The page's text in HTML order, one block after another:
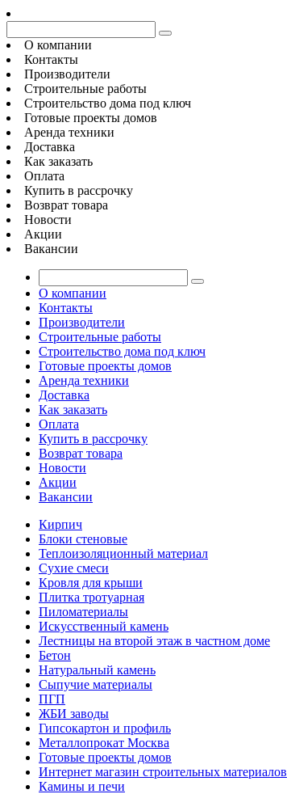
О компании
Контакты
Производители
Строительные работы
Строительство дома под ключ
Готовые проекты домов
Аренда техники
Доставка
Как заказать
Оплата
Купить в рассрочку
Возврат товара
Новости
Акции
Вакансии
О компании
Контакты
Производители
Строительные работы
Строительство дома под ключ
Готовые проекты домов
Аренда техники
Доставка
Как заказать
Оплата
Купить в рассрочку
Возврат товара
Новости
Акции
Вакансии
Кирпич
Блоки стеновые
Теплоизоляционный материал
Сухие смеси
Кровля для крыши
Плитка тротуарная
Пиломатериалы
Искусственный камень
Лестницы на второй этаж в частном доме
Бетон
Натуральный камень
Сыпучие материалы
ПГП
ЖБИ заводы
Гипсокартон и профиль
Металлопрокат Москва
Готовые проекты домов
Интернет магазин строительных материалов
Камины и печи